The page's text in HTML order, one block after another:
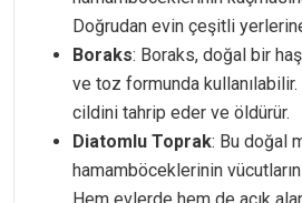
Doğrudan evin çeşitli
Boraks: Boraks, doğal bir
ve toz formunda
cildini tahrip eder ve öldürür.
Diatomlu Toprak: Bu doğal
hamamböceklerinin